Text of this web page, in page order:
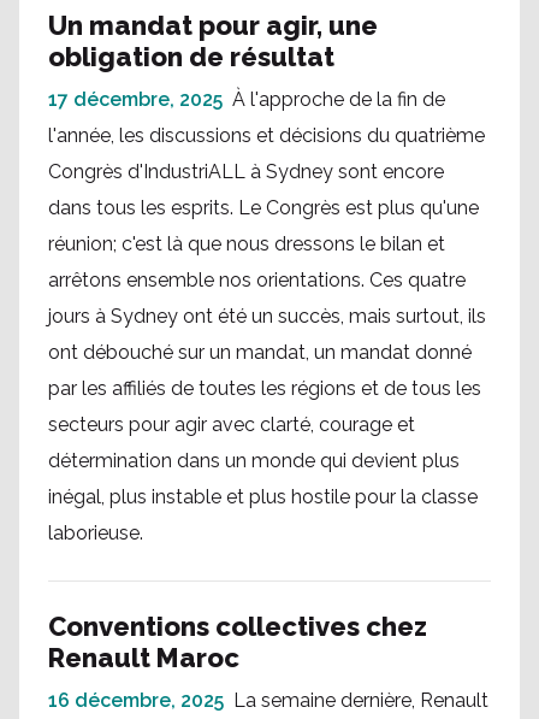
Un mandat pour agir, une
obligation de résultat
17 décembre, 2025 À l'approche de la fin de
l'année, les discussions et décisions du quatrième
Congrès d'IndustriALL à Sydney sont encore
dans tous les esprits. Le Congrès est plus qu'une
réunion; c'est là que nous dressons le bilan et
arrêtons ensemble nos orientations. Ces quatre
jours à Sydney ont été un succès, mais surtout, ils
ont débouché sur un mandat, un mandat donné
par les affiliés de toutes les régions et de tous les
secteurs pour agir avec clarté, courage et
détermination dans un monde qui devient plus
inégal, plus instable et plus hostile pour la classe
laborieuse.
Conventions collectives chez
Renault Maroc
16 décembre, 2025 La semaine dernière, Renault